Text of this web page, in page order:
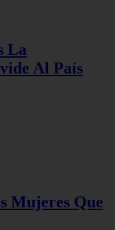
La
Al País
Mujeres Que